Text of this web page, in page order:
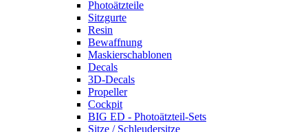
Photoätzteile
Sitzgurte
Resin
Bewaffnung
Maskierschablonen
Decals
3D-Decals
Propeller
Cockpit
BIG ED - Photoätzteil-Sets
Sitze / Schleudersitze